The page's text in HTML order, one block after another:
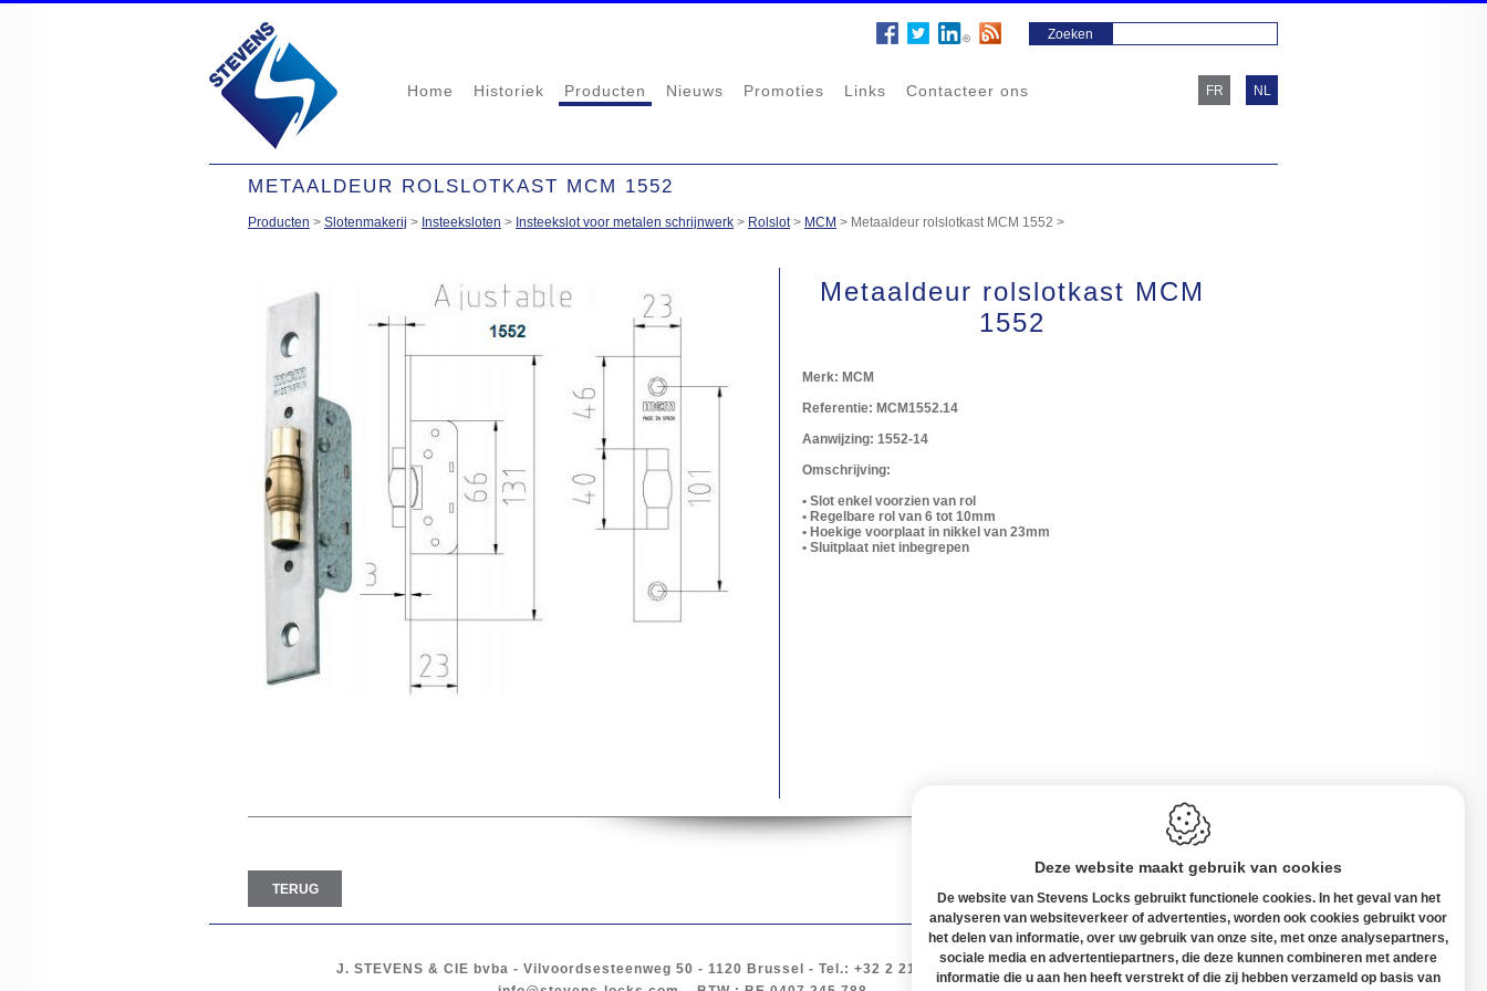
Home Historiek Producten Nieuws Promoties Links Contacteer ons FR NL
METAALDEUR ROLSLOTKAST MCM 1552
Producten > Slotenmakerij > Insteeksloten > Insteekslot voor metalen schrijnwerk > Rolslot> MCM > Metaaldeur rolslotkast MCM 1552 >
Metaaldeur rolslotkast MCM
1552
Merk: MCM
Referentie: MCM1552.14
Aanwijzing: 1552-14
Omschrijving:
• Slot enkel voorzien van rol
• Regelbare rol van 6 tot 10mm
• Hoekige voorplaat in nikkel van 23mm
• Sluitplaat niet inbegrepen
TERUG
J. STEVENS & CIE bvba - Vilvoordsesteenweg 50 - 1120 Brussel - Tel.: +32 2 217 61 97 -
België
Deze website maakt gebruik van cookies
De website van Stevens Locks gebruikt functionele cookies. In het geval van het
analyseren van websiteverkeer of advertenties, worden ook cookies gebruikt voor
het delen van informatie, over uw gebruik van onze site, met onze analysepartners,
sociale media en advertentiepartners, die deze kunnen combineren met andere
informatie die u aan hen heeft verstrekt of die zij hebben verzameld op basis van